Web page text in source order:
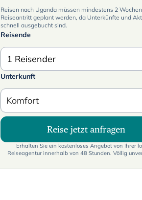
Reisen nach Uganda müssen mindestens 2
Reiseantritt geplant werden, da Unterkünfte und
schnell ausgebucht sind.
Reisende
1 Reisender
Unterkunft
Komfort
Reise jetzt anfragen
Erhalten Sie ein kostenloses Angebot von Ihrer
Reiseagentur innerhalb von 48 Stunden. Völlig